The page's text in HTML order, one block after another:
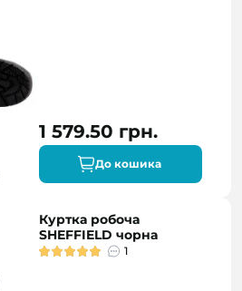
1 579.50 грн.
До кошика
Куртка робоча
SHEFFIELD чорна
1